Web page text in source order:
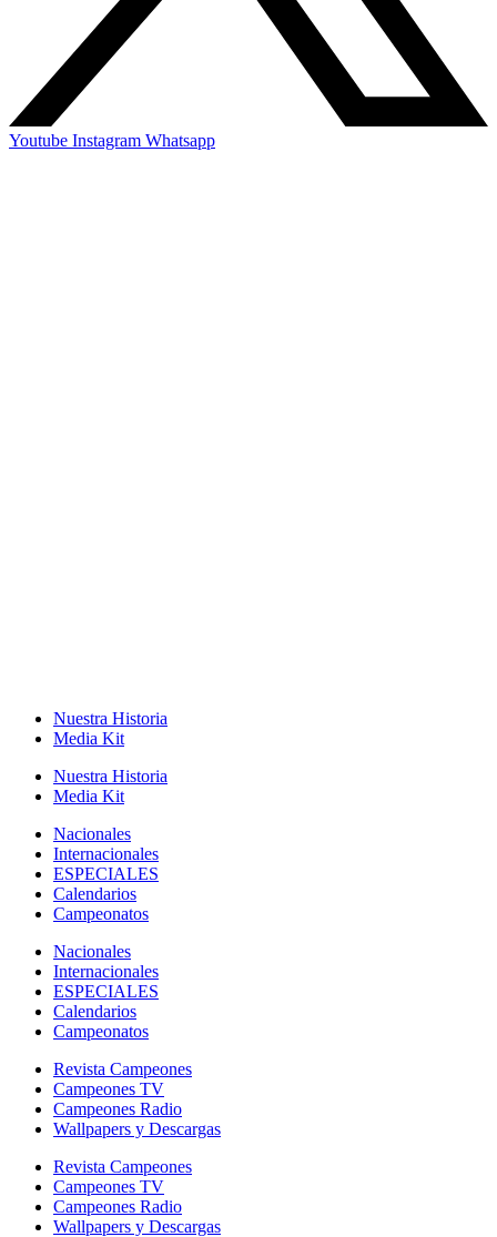
Youtube Instagram Whatsapp
Nuestra Historia
Media Kit
Nuestra Historia
Media Kit
Nacionales
Internacionales
ESPECIALES
Calendarios
Campeonatos
Nacionales
Internacionales
ESPECIALES
Calendarios
Campeonatos
Revista Campeones
Campeones TV
Campeones Radio
Wallpapers y Descargas
Revista Campeones
Campeones TV
Campeones Radio
Wallpapers y Descargas